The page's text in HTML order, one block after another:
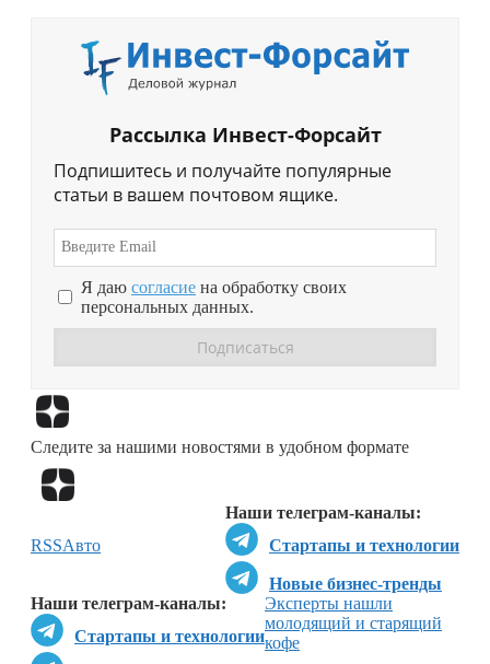
Рассылка Инвест-Форсайт
Подпишитесь и получайте популярные
статьи в вашем почтовом ящике.
Я даю согласие на обработку своих
персональных данных.
Следите за нашими новостями в удобном формате
Наши телеграм-каналы:
Стартапы и технологии
Новые бизнес-тренды
Наши телеграм-каналы:
Стартапы и технологии
RSSАвто
Эксперты нашли
молодящий и старящий
кофе